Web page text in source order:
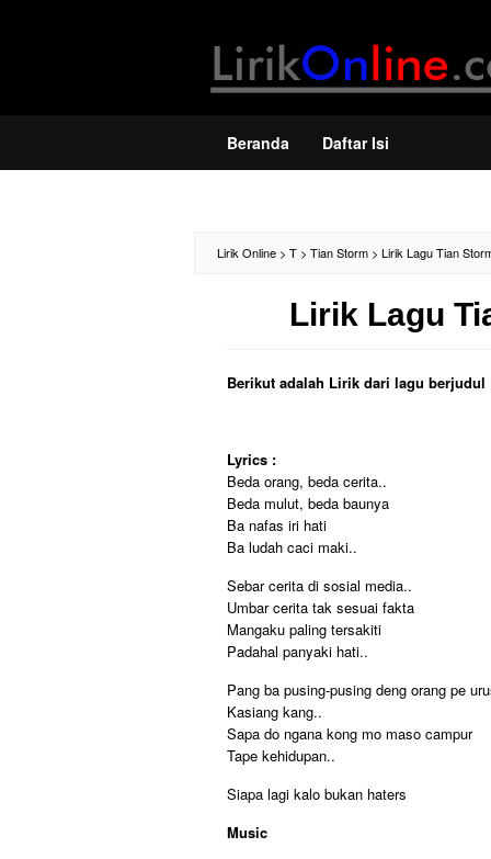
Beranda Daftar Isi
Lirik Online > T > Tian Storm > Lirik Lagu Tian
Lirik Lagu
Berikut adalah Lirik dari lagu
Lyrics :
Beda orang, beda cerita..
Beda mulut, beda baunya
Ba nafas iri hati
Ba ludah caci maki..
Sebar cerita di sosial media..
Umbar cerita tak sesuai fakta
Mangaku paling tersakiti
Padahal panyaki hati..
Pang ba pusing-pusing deng orang pe
Kasiang kang..
Sapa do ngana kong mo maso campur
Tape kehidupan..
Siapa lagi kalo bukan haters
Music